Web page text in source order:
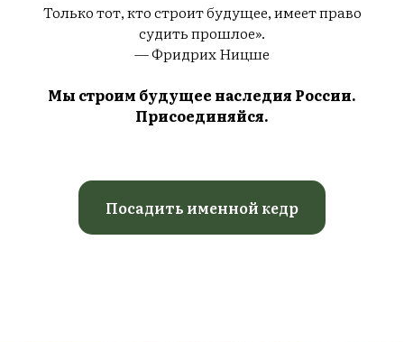
Только тот, кто строит будущее, имеет право
судить прошлое».
— Фридрих Ницше
Мы строим будущее наследия России.
Присоединяйся.
Посадить именной кедр